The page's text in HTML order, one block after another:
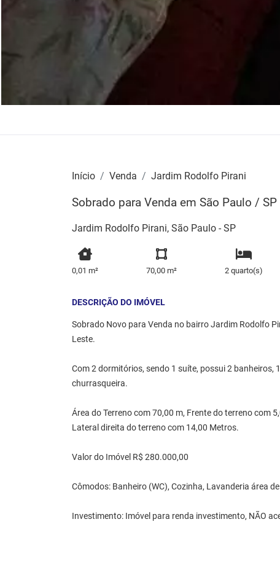
Início Venda Jardim Rodolfo Pirani
Sobrado para Venda em São Paulo /
Jardim Rodolfo Pirani, São Paulo - SP
0,01 m² 70,00 m² 2 quarto(s)
DESCRIÇÃO DO IMÓVEL
Sobrado Novo para Venda no bairro Jardim Rodolfo
Leste.
Com 2 dormitórios, sendo 1 suíte, possui 2
churrasqueira.
Área do Terreno com 70,00 m, Frente do terreno com
Lateral direita do terreno com 14,00 Metros.
Valor do Imóvel R$ 280.000,00
Cômodos: Banheiro (WC), Cozinha, Lavanderia área
Investimento: Imóvel para renda investimento, NÃO